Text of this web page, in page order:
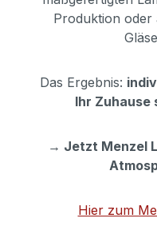
Produktion oder
Das Ergebnis:
Ihr
→ Jetzt Menzel
Hier zum